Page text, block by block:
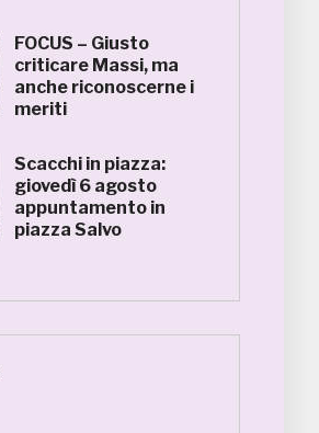
FOCUS – Giusto
criticare Massi, ma
anche riconoscerne i
meriti
Scacchi in piazza:
giovedì 6 agosto
appuntamento in
piazza Salvo